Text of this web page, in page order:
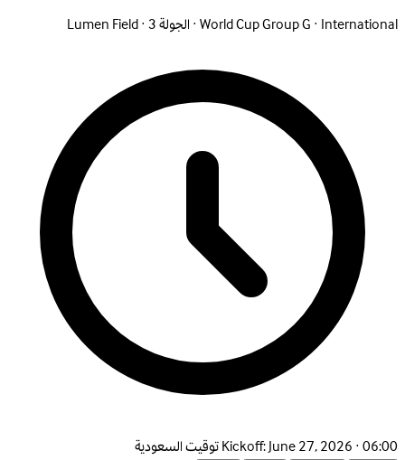
World Cup Group G· International
·الجولة 3 ·
Lumen Field
Kickoff:June 27, 2026 · 06:00 توقيت السعودية